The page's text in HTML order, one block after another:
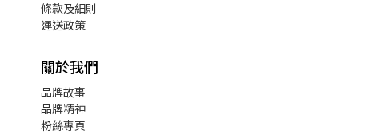
條款及細則
運送政策
關於我們
品牌故事
品牌精神
粉絲專頁